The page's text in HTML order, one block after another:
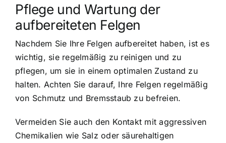
Pflege und Wartung der
aufbereiteten Felgen
Nachdem Sie Ihre Felgen aufbereitet haben, ist es
wichtig, sie regelmäßig zu reinigen und zu
pflegen, um sie in einem optimalen Zustand zu
halten. Achten Sie darauf, Ihre Felgen regelmäßig
von Schmutz und Bremsstaub zu befreien.
Vermeiden Sie auch den Kontakt mit aggressiven
Chemikalien wie Salz oder säurehaltigen